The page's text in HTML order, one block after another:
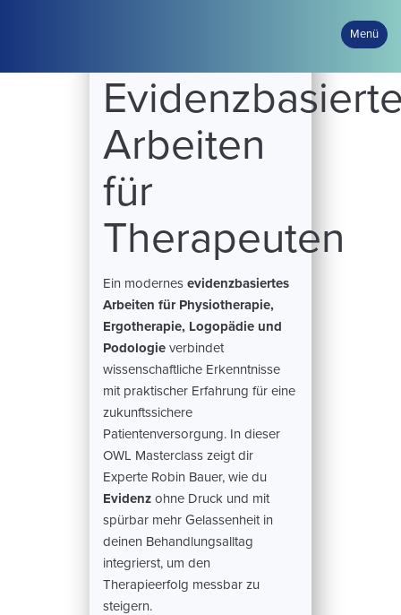
Menü
Arbeiten
für
Therapeuten
Ein modernes evidenzbasiertes
Arbeiten für Physiotherapie,
Ergotherapie, Logopädie und
Podologie verbindet
wissenschaftliche Erkenntnisse
mit praktischer Erfahrung für eine
zukunftssichere
Patientenversorgung. In dieser
OWL Masterclass zeigt dir
Experte Robin Bauer, wie du
Evidenz ohne Druck und mit
spürbar mehr Gelassenheit in
deinen Behandlungsalltag
integrierst, um den
Therapieerfolg messbar zu
steigern.